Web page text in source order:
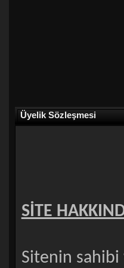
Üyelik Sözleşmesi
SİTE
Sitenin